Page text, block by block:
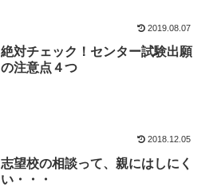
2019.08.07
絶対チェック！センター試験出願
の注意点４つ
2018.12.05
志望校の相談って、親にはしにく
い・・・